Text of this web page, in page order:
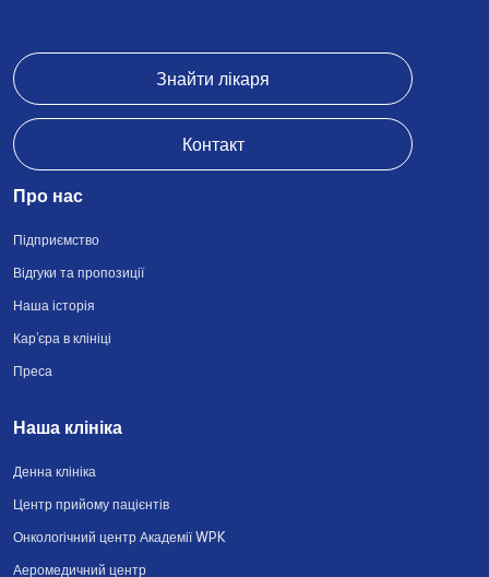
Знайти лікаря
Контакт
Про нас
Підприємство
Відгуки та пропозиції
Наша історія
Кар’єра в клініці
Преса
Наша клініка
Денна клініка
Центр прийому пацієнтів
Онкологічний центр Академії WPK
Аеромедичний центр